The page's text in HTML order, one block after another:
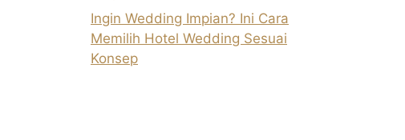
Ingin Wedding Impian? Ini Cara
Memilih Hotel Wedding Sesuai
Konsep